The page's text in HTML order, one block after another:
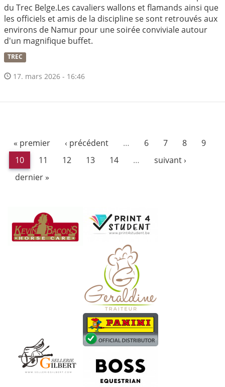
du Trec Belge.Les cavaliers wallons et flamands ainsi que
les officiels et amis de la discipline se sont retrouvés aux
environs de Namur pour une soirée conviviale autour
d'un magnifique buffet.
TREC
17. mars 2026 - 16:46
« premier ‹ précédent … 6 7 8
9
10
11 12 13 14 …
suivant ›
dernier »